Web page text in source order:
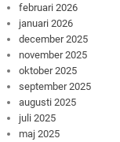
februari 2026
januari 2026
december 2025
november 2025
oktober 2025
september 2025
augusti 2025
juli 2025
maj 2025